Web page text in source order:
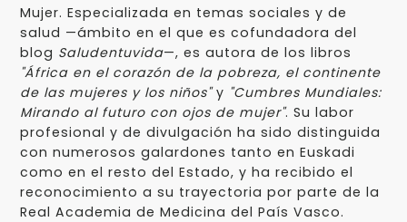
Mujer. Especializada en temas sociales y de
salud —ámbito en el que es cofundadora del
blog Saludentuvida—, es autora de los libros
"África en el corazón de la pobreza, el continente
de las mujeres y los niños"y "Cumbres Mundiales:
Mirando al futuro con ojos de mujer". Su labor
profesional y de divulgación ha sido distinguida
con numerosos galardones tanto en Euskadi
como en el resto del Estado, y ha recibido el
reconocimiento a su trayectoria por parte de la
Real Academia de Medicina del País Vasco.